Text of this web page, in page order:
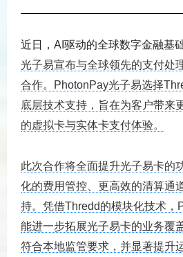
近日，AI驱动的全球数字金融基
光子易宣布与全球领先的支付处
合作。PhotonPay光子易选择
底层技术支持，旨在为客户带来
的虚拟卡与实体卡支付体验。
此次合作将全面提升光子易卡的
化的费用管控、更高效的清算通
持。凭借Thredd的模块化技术，
能进一步拓展光子易卡的业务覆
符合本地监管要求，并显著提升